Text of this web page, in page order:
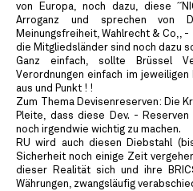
von Europa, noch dazu, diese
Arroganz und sprechen von
Meinungsfreiheit, Wahlrecht & Co,, -
die Mitgliedsländer sind noch dazu
Ganz einfach, sollte Brüssel
Verordnungen einfach im
aus und Punkt ! !
Zum Thema Devisenreserven: Die
Pleite, dass diese Dev. -
noch irgendwie wichtig zu machen.
RU wird auch diesen Diebstahl
Sicherheit noch einige Zeit
dieser Realität sich und ihre
Währungen, zwangsläufig